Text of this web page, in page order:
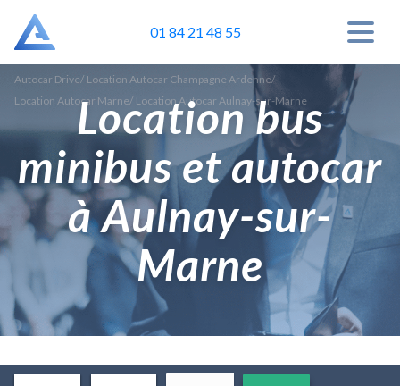
01 84 21 48 55
Autocar Drive/ Location Autocar Champagne Ardenne/
Location Autocar Marne/ Location Autocar Aulnay-sur-Marne
Location bus
minibus et autocar
à Aulnay-sur-
Marne